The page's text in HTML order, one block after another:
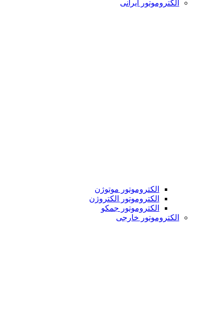
الکتروموتور ایرانی
الکتروموتور موتوژن
الکتروموتور الکتروژن
الکتروموتور جمکو
الکتروموتور خارجی